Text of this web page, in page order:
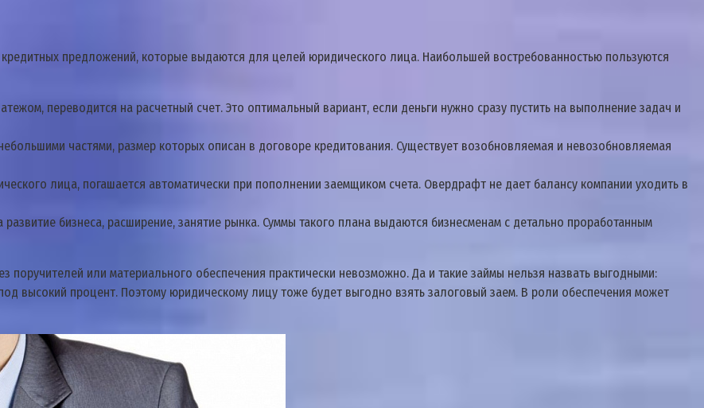
предложений, которые выдаются для целей юридического лица. Наибольшей востребованностью пользуются
переводится на расчетный счет. Это оптимальный вариант, если деньги нужно сразу пустить на выполнение задач и
частями, размер которых описан в договоре кредитования. Существует возобновляемая и невозобновляемая
лица, погашается автоматически при пополнении заемщиком счета. Овердрафт не дает балансу компании уходить в
бизнеса, расширение, занятие рынка. Суммы такого плана выдаются бизнесменам с детально проработанным
поручителей или материального обеспечения практически невозможно. Да и такие займы нельзя назвать выгодными:
высокий процент. Поэтому юридическому лицу тоже будет выгодно взять залоговый заем. В роли обеспечения может